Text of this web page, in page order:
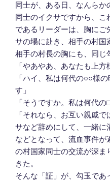
同士が、ある日、なんら
同士のイクサですから、
であるリーダーは、胸にご
サの場に赴き、相手の村国
相手の村長の胸にも、同じ
「やあやあ、あなたも上方
「ハイ、私は何代の○○様
す」
「そうですか。私は何代の
「それなら、お互い親戚
サなど辞めにして、一緒に
などとなって、流血事件が
の村国家同士の交流が深ま
きた。
そんな「証」が、勾玉であ